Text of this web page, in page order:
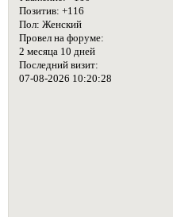
Позитив: +116
Пол: Женский
Провел на форуме:
2 месяца 10 дней
Последний визит:
07-08-2026 10:20:28